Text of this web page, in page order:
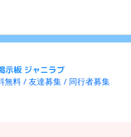
示板 ジャニラブ
無料 / 友達募集 / 同行者募集